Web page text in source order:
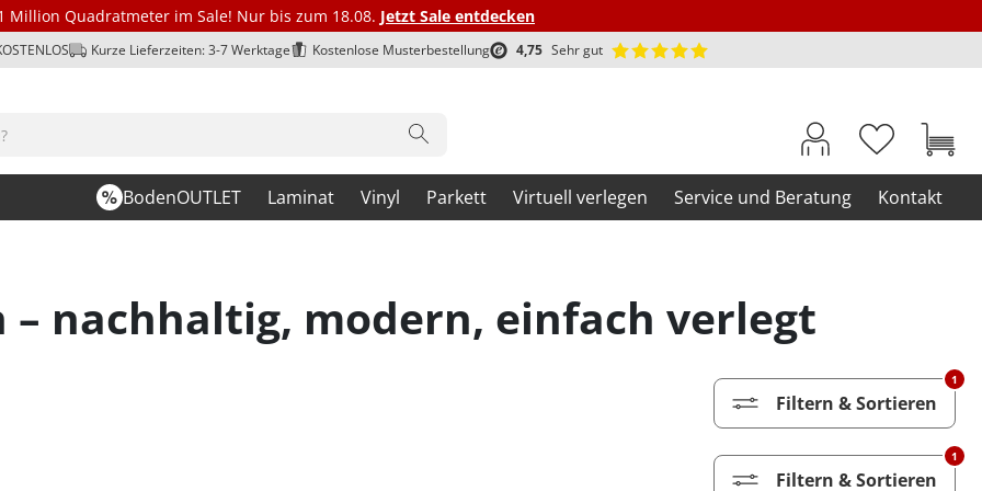
Million Quadratmeter im Sale! Nur bis zum 18.08. Jetzt Sale entdecken
Kurze Lieferzeiten: 3-7 Werktage Kostenlose Musterbestellung 4,75 Sehr gut
BodenOUTLET Laminat Vinyl Parkett Virtuell verlegen Service und Beratung Kontakt
– nachhaltig, modern, einfach verlegt
Filtern & Sortieren
1
Filtern & Sortieren
1